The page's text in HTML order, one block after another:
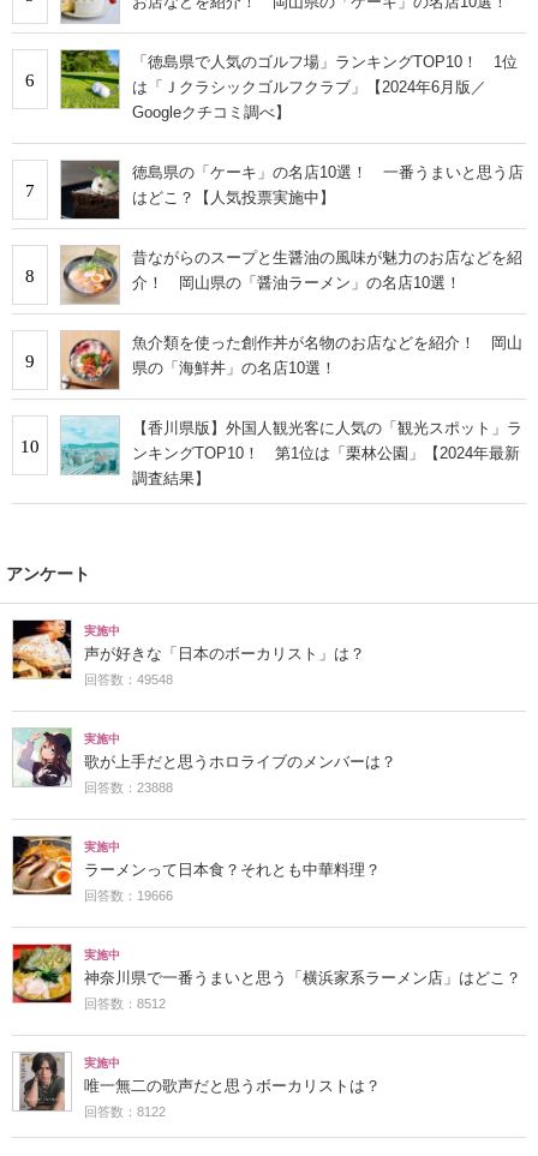
6
「徳島県で人気のゴルフ場」ランキングTOP10！ 1位
は「Ｊクラシックゴルフクラブ」【2024年6月版／
Googleクチコミ調べ】
7
徳島県の「ケーキ」の名店10選！ 一番うまいと思う店
はどこ？【人気投票実施中】
8
昔ながらのスープと生醤油の風味が魅力のお店などを紹
介！ 岡山県の「醤油ラーメン」の名店10選！
9
魚介類を使った創作丼が名物のお店などを紹介！ 岡山
県の「海鮮丼」の名店10選！
10
【香川県版】外国人観光客に人気の「観光スポット」ラ
ンキングTOP10！ 第1位は「栗林公園」【2024年最新
調査結果】
アンケート
実施中
声が好きな「日本のボーカリスト」は？
回答数：49548
実施中
歌が上手だと思うホロライブのメンバーは？
回答数：23888
実施中
ラーメンって日本食？それとも中華料理？
回答数：19666
実施中
神奈川県で一番うまいと思う「横浜家系ラーメン店」はどこ？
回答数：8512
実施中
唯一無二の歌声だと思うボーカリストは？
回答数：8122